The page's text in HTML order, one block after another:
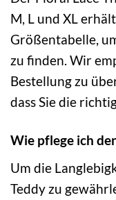
M, L und XL
Größentabelle,
zu finden. Wir
Bestellung zu
dass Sie die
Wie pflege ich
Um die
Teddy zu